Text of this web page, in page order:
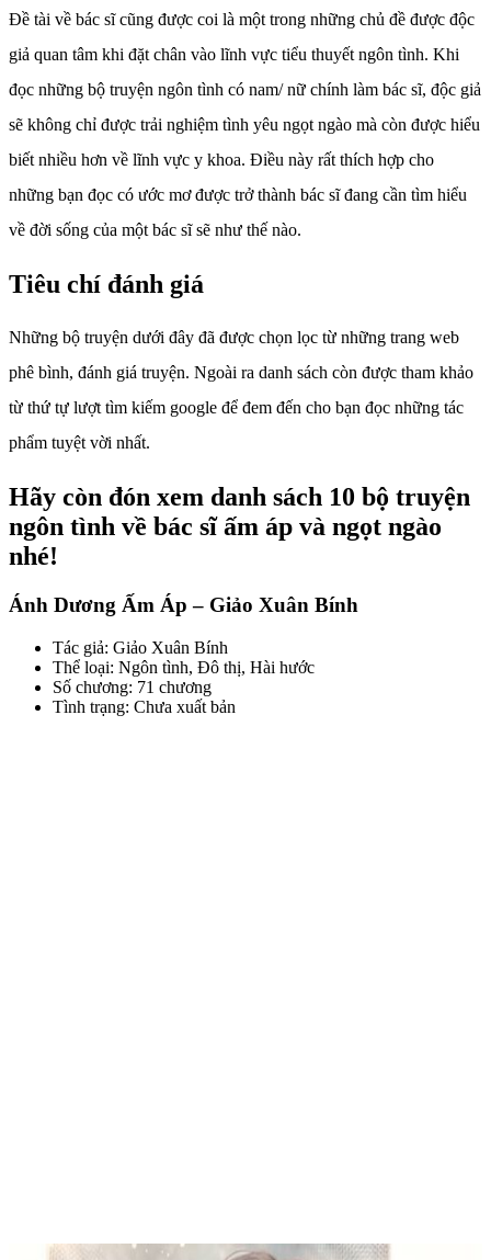
Đề tài về bác sĩ cũng được coi là một trong những chủ đề được độc
giả quan tâm khi đặt chân vào lĩnh vực tiểu thuyết ngôn tình. Khi
đọc những bộ truyện ngôn tình có nam/ nữ chính làm bác sĩ, độc giả
sẽ không chỉ được trải nghiệm tình yêu ngọt ngào mà còn được hiểu
biết nhiều hơn về lĩnh vực y khoa. Điều này rất thích hợp cho
những bạn đọc có ước mơ được trở thành bác sĩ đang cần tìm hiểu
về đời sống của một bác sĩ sẽ như thế nào.
Tiêu chí đánh giá
Những bộ truyện dưới đây đã được chọn lọc từ những trang web
phê bình, đánh giá truyện. Ngoài ra danh sách còn được tham khảo
từ thứ tự lượt tìm kiếm google để đem đến cho bạn đọc những tác
phẩm tuyệt vời nhất.
Hãy còn đón xem danh sách 10 bộ truyện
ngôn tình về bác sĩ ấm áp và ngọt ngào
nhé!
Ánh Dương Ấm Áp – Giảo Xuân Bính
Tác giả: Giảo Xuân Bính
Thể loại: Ngôn tình, Đô thị, Hài hước
Số chương: 71 chương
Tình trạng: Chưa xuất bản